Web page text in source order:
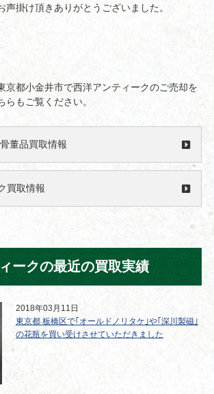
声掛け頂きありがとうございました。
京都小金井市で西洋アンティークのご売却を
らもご覧ください。
董品買取情報
買取情報
ークの最近の買取実績
2018年03月11日
東京都 板橋区で｢オールドノリタケ｣や｢深川製磁｣
の花瓶を買い受けさせていただきました